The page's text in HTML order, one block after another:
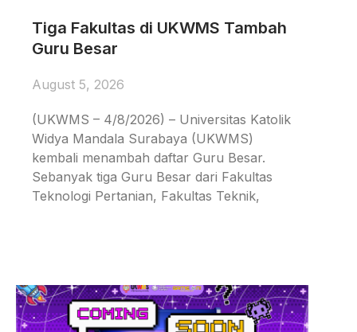
Tiga Fakultas di UKWMS Tambah
Guru Besar
August 5, 2026
(UKWMS – 4/8/2026) – Universitas Katolik
Widya Mandala Surabaya (UKWMS)
kembali menambah daftar Guru Besar.
Sebanyak tiga Guru Besar dari Fakultas
Teknologi Pertanian, Fakultas Teknik,